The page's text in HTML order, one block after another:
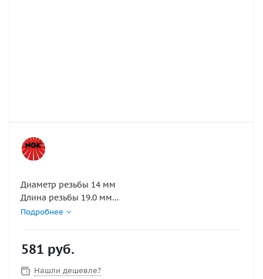
Диаметр резьбы 14 мм
Длина резьбы 19.0 мм
Калильное число 9
Межэлектродный зазор 0.8 мм
Подробнее
581 руб.
Нашли дешевле?